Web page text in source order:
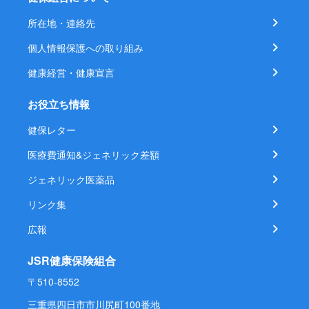
所在地・連絡先
個人情報保護への取り組み
健康経営・健康宣言
お役立ち情報
健保レター
医療費通知&ジェネリック差額
ジェネリック医薬品
リンク集
広報
JSR健康保険組合
〒510-8552
三重県四日市市川尻町100番地